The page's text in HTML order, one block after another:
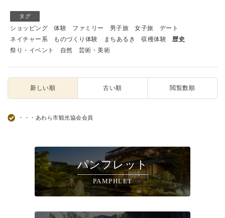
タグ
ショッピング 体験 ファミリー 男子旅 女子旅
デート
ネイチャー系
ものづくり体験 まちあるき 収穫体験
歴史
祭り・イベント
自然 芸術・美術
新しい順 古い順 閲覧数順
・・・あわら市観光協会会員
パンフレット
PAMPHLET